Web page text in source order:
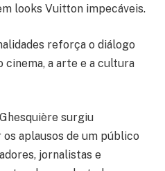
looks Vuitton impecáveis.
reforça o diálogo
cinema, a arte e a cultura
surgiu
aplausos de um público
jornalistas e